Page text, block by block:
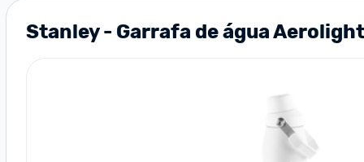
Stanley - Garrafa de água